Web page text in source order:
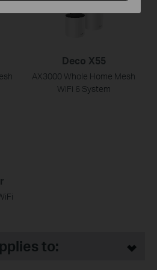
Deco X55
AX3000 Whole Home Mesh
WiFi 6 System
to: